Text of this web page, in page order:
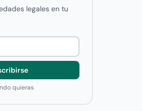
legales en tu
quieras